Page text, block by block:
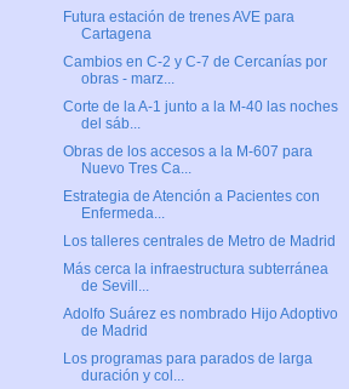
Futura estación de trenes AVE para
Cartagena
Cambios en C-2 y C-7 de Cercanías por
obras - marz...
Corte de la A-1 junto a la M-40 las noches
del sáb...
Obras de los accesos a la M-607 para
Nuevo Tres Ca...
Estrategia de Atención a Pacientes con
Enfermeda...
Los talleres centrales de Metro de Madrid
Más cerca la infraestructura subterránea
de Sevill...
Adolfo Suárez es nombrado Hijo Adoptivo
de Madrid
Los programas para parados de larga
duración y col...